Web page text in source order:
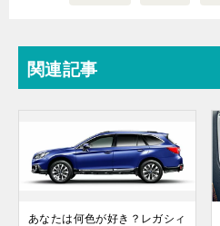
関連記事
あなたは何色が好き？レガシィ